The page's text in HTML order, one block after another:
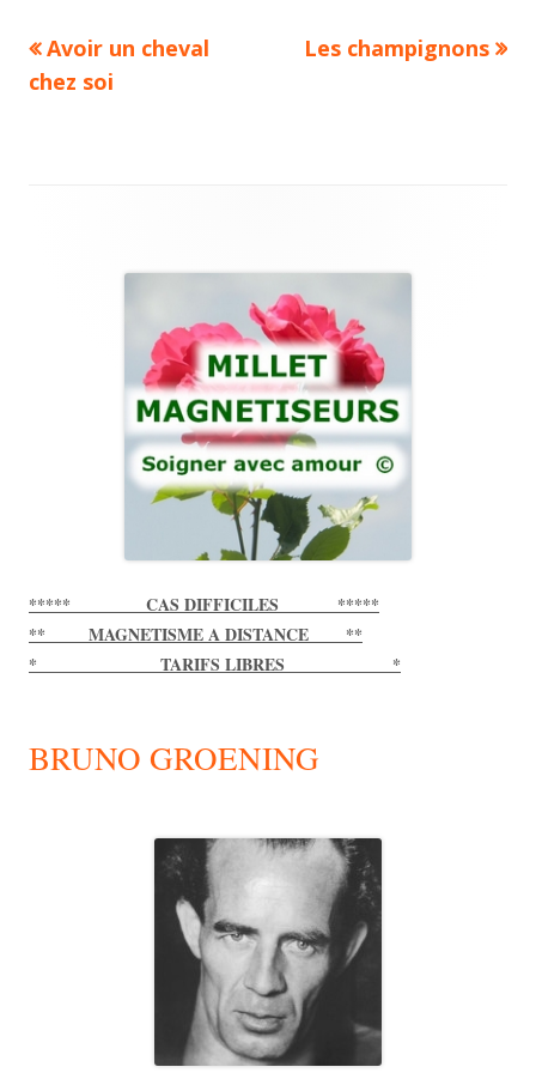
Navigation
Previous
article:
Avoir un cheval
chez soi
Next
Les champignons
***** CAS DIFFICILES *****
** MAGNETISME A DISTANCE **
* TARIFS LIBRES *
BRUNO GROENING